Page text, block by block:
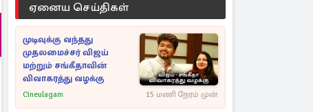
ஏனைய செய்திகள்
முடிவுக்கு வந்தது
முதலமைச்சர் விஜய்
மற்றும் சங்கீதாவின்
விவாகரத்து வழக்கு
Cineulagam 15 மணி நேரம் முன்